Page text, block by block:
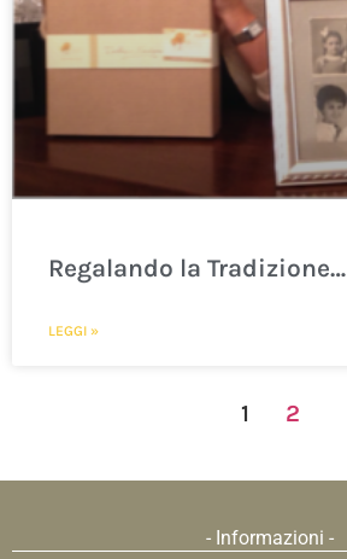
Regalando la Tradizione…
LEGGI »
1 2
- Informazioni -